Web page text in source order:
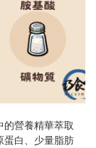
營養精華萃取
蛋白、少量脂肪